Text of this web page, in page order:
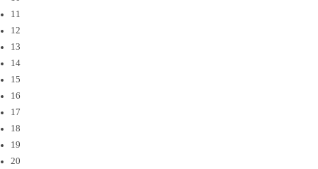
11
12
13
14
15
16
17
18
19
20